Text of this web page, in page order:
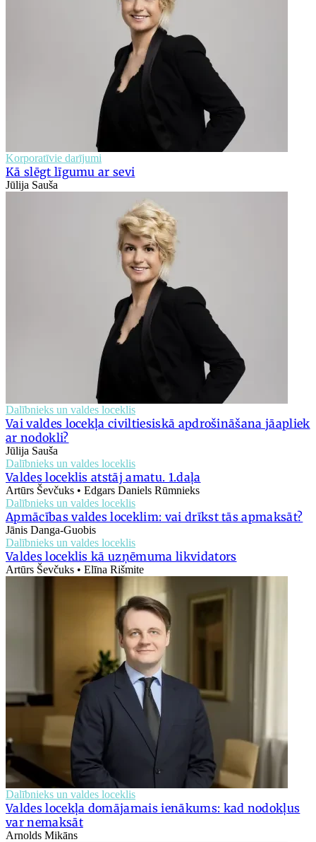
Korporatīvie darījumi
Kā slēgt līgumu ar sevi
Jūlija Sauša
Dalībnieks un valdes loceklis
Vai valdes locekļa civiltiesiskā apdrošināšana jāapliek
ar nodokli?
Jūlija Sauša
Dalībnieks un valdes loceklis
Valdes loceklis atstāj amatu. 1.daļa
Artūrs Ševčuks • Edgars Daniels Rūmnieks
Dalībnieks un valdes loceklis
Apmācības valdes loceklim: vai drīkst tās apmaksāt?
Jānis Danga-Guobis
Dalībnieks un valdes loceklis
Valdes loceklis kā uzņēmuma likvidators
Artūrs Ševčuks • Elīna Rišmite
Dalībnieks un valdes loceklis
Valdes locekļa domājamais ienākums: kad nodokļus
var nemaksāt
Arnolds Mikāns